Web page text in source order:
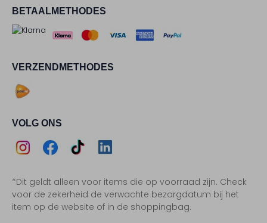
BETAALMETHODES
VERZENDMETHODES
VOLG ONS
Instagram
Facebook
TikTokLinkedIn
*Dit geldt alleen voor items die op voorraad zijn. Check
voor de zekerheid de verwachte bezorgdatum bij het
item op de website of in de shoppingbag.